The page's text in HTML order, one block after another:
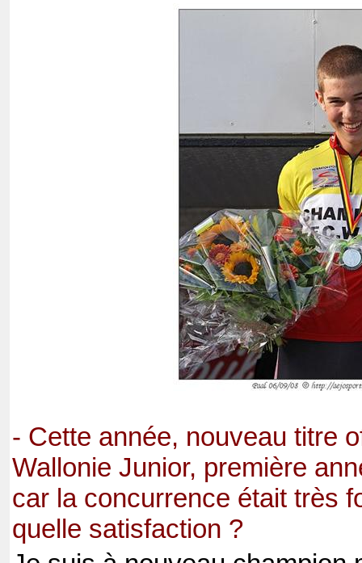
- Cette année, nouveau titre
Wallonie Junior, première
car la concurrence était très
quelle satisfaction ?